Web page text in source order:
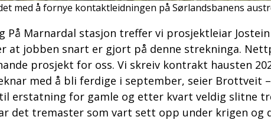
med å fornye kontaktleidningen på Sørlandsbanens
På Marnardal stasjon treffer vi prosjektleiar
at jobben snart er gjort på denne strekninga.
prosjekt for oss. Vi skreiv kontrakt hausten
med å bli ferdige i september, seier Brottveit
erstatning for gamle og etter kvart veldig slitne
det tremaster som vart sett opp under krigen